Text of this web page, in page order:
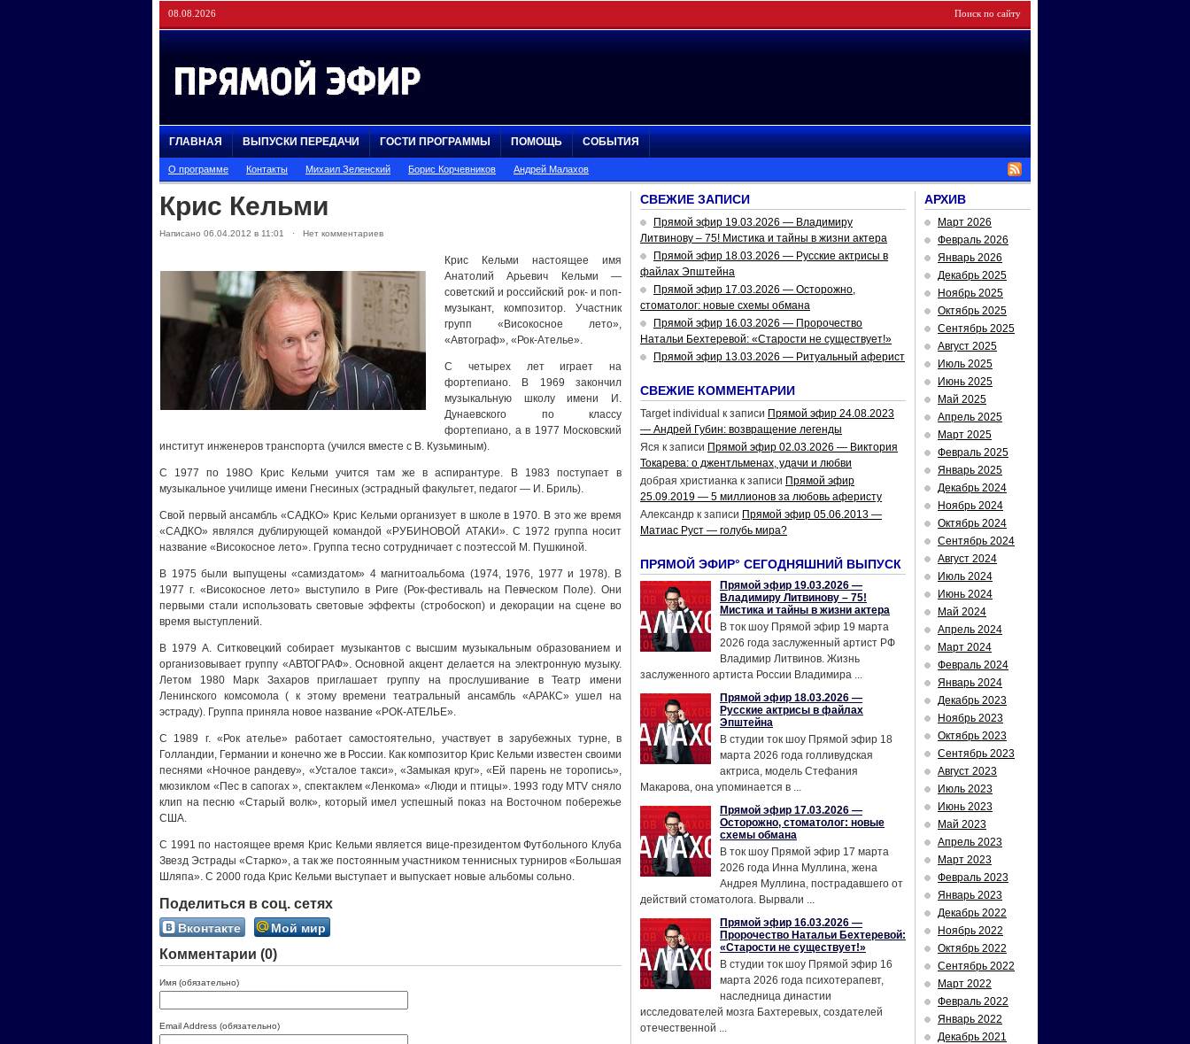
08.08.2026
ГЛАВНАЯ ВЫПУСКИ ПЕРЕДАЧИ ГОСТИ ПРОГРАММЫ ПОМОЩЬ СОБЫТИЯ
О программе Контакты Михаил Зеленский Борис Корчевников Андрей Малахов
Крис Кельми
Написано 06.04.2012 в 11:01 · Нет комментариев
Крис Кельми настоящее имя
Анатолий Арьевич Кельми —
советский и российский рок- и поп-
музыкант, композитор. Участник
групп «Високосное лето»,
«Автограф», «Рок-Ателье».
С четырех лет играет на
фортепиано. В 1969 закончил
музыкальную школу имени И.
Дунаевского по классу
фортепиано, а в 1977 Московский
институт инженеров транспорта (учился вместе с В. Кузьминым).
С 1977 по 198О Крис Кельми учится там же в аспирантуре. В 1983 поступает в
музыкальное училище имени Гнесиных (эстрадный факультет, педагог — И. Бриль).
Свой первый ансамбль «САДКО» Крис Кельми организует в школе в 1970. В это же время
«САДКО» являлся дублирующей командой «РУБИНОВОЙ АТАКИ». С 1972 группа носит
название «Високосное лето». Группа тесно сотрудничает с поэтессой М. Пушкиной.
В 1975 были выпущены «самиздатом» 4 магнитоальбома (1974, 1976, 1977 и 1978). В
1977 г. «Високосное лето» выступило в Риге (Рок-фестиваль на Певческом Поле). Они
первыми стали использовать световые эффекты (стробоскоп) и декорации на сцене во
время выступлений.
В 1979 А. Ситковецкий собирает музыкантов с высшим музыкальным образованием и
организовывает группу «АВТОГРАФ». Основной акцент делается на электронную музыку.
Летом 1980 Марк Захаров приглашает группу на прослушивание в Театр имени
Ленинского комсомола ( к этому времени театральный ансамбль «АРАКС» ушел на
эстраду). Группа приняла новое название «РОК-АТЕЛЬЕ».
С 1989 г. «Рок ателье» работает самостоятельно, участвует в зарубежных турне, в
Голландии, Германии и конечно же в России. Как композитор Крис Кельми известен своими
песнями «Ночное рандеву», «Усталое такси», «Замыкая круг», «Ей парень не торопись»,
мюзиклом «Пес в сапогах », спектаклем «Ленкома» «Люди и птицы». 1993 году MTV сняло
клип на песню «Старый волк», который имел успешный показ на Восточном побережье
США.
С 1991 по настоящее время Крис Кельми является вице-президентом Футбольного Клуба
Звезд Эстрады «Старко», а так же постоянным участником теннисных турниров «Большая
Шляпа». С 2000 года Крис Кельми выступает и выпускает новые альбомы сольно.
Поделиться в соц. сетях
Вконтакте Мой мир
Комментарии (0)
Имя (обязательно)
Email Address (обязательно)
СВЕЖИЕ ЗАПИСИ
Прямой эфир 19.03.2026 — Владимиру
Литвинову – 75! Мистика и тайны в жизни актера
Прямой эфир 18.03.2026 — Русские актрисы в
файлах Эпштейна
Прямой эфир 17.03.2026 — Осторожно,
стоматолог: новые схемы обмана
Прямой эфир 16.03.2026 — Пророчество
Натальи Бехтеревой: «Старости не существует!»
Прямой эфир 13.03.2026 — Ритуальный аферист
СВЕЖИЕ КОММЕНТАРИИ
Target individual к записи Прямой эфир 24.08.2023
— Андрей Губин: возвращение легенды
Яся к записи Прямой эфир 02.03.2026 — Виктория
Токарева: о джентльменах, удачи и любви
добрая христианка к записи Прямой эфир
25.09.2019 — 5 миллионов за любовь аферисту
Александр к записи Прямой эфир 05.06.2013 —
Матиас Руст — голубь мира?
ПРЯМОЙ ЭФИР° СЕГОДНЯШНИЙ ВЫПУСК
Прямой эфир 19.03.2026 —
Владимиру Литвинову – 75!
Мистика и тайны в жизни актера
В ток шоу Прямой эфир 19 марта
2026 года заслуженный артист РФ
Владимир Литвинов. Жизнь
заслуженного артиста России Владимира ...
Прямой эфир 18.03.2026 —
Русские актрисы в файлах
Эпштейна
В студии ток шоу Прямой эфир 18
марта 2026 года голливудская
актриса, модель Стефания
Макарова, она упоминается в ...
Прямой эфир 17.03.2026 —
Осторожно, стоматолог: новые
схемы обмана
В ток шоу Прямой эфир 17 марта
2026 года Инна Муллина, жена
Андрея Муллина, пострадавшего от
действий стоматолога. Вырвали ...
Прямой эфир 16.03.2026 —
Пророчество Натальи Бехтеревой:
«Старости не существует!»
В студии ток шоу Прямой эфир 16
марта 2026 года психотерапевт,
наследница династии
исследователей мозга Бахтеревых, создателей
отечественной ...
АРХИВ
Март 2026
Февраль 2026
Январь 2026
Декабрь 2025
Ноябрь 2025
Октябрь 2025
Сентябрь 2025
Август 2025
Июль 2025
Июнь 2025
Май 2025
Апрель 2025
Март 2025
Февраль 2025
Январь 2025
Декабрь 2024
Ноябрь 2024
Октябрь 2024
Сентябрь 2024
Август 2024
Июль 2024
Июнь 2024
Май 2024
Апрель 2024
Март 2024
Февраль 2024
Январь 2024
Декабрь 2023
Ноябрь 2023
Октябрь 2023
Сентябрь 2023
Август 2023
Июль 2023
Июнь 2023
Май 2023
Апрель 2023
Март 2023
Февраль 2023
Январь 2023
Декабрь 2022
Ноябрь 2022
Октябрь 2022
Сентябрь 2022
Март 2022
Февраль 2022
Январь 2022
Декабрь 2021